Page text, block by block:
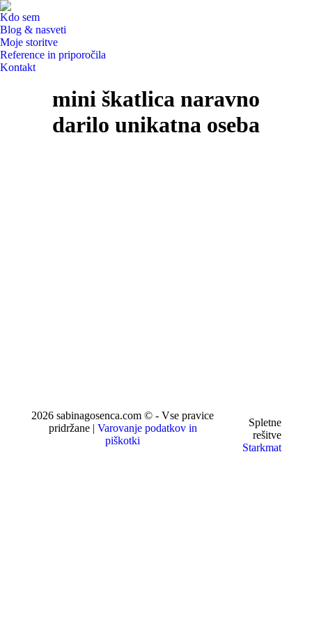
Kdo sem
Blog & nasveti
Moje storitve
Reference in priporočila
Kontakt
mini škatlica naravno
darilo unikatna oseba
2026 sabinagosenca.com © - Vse pravice
pridržane | Varovanje podatkov in
piškotki
Spletne
rešitve
Starkmat